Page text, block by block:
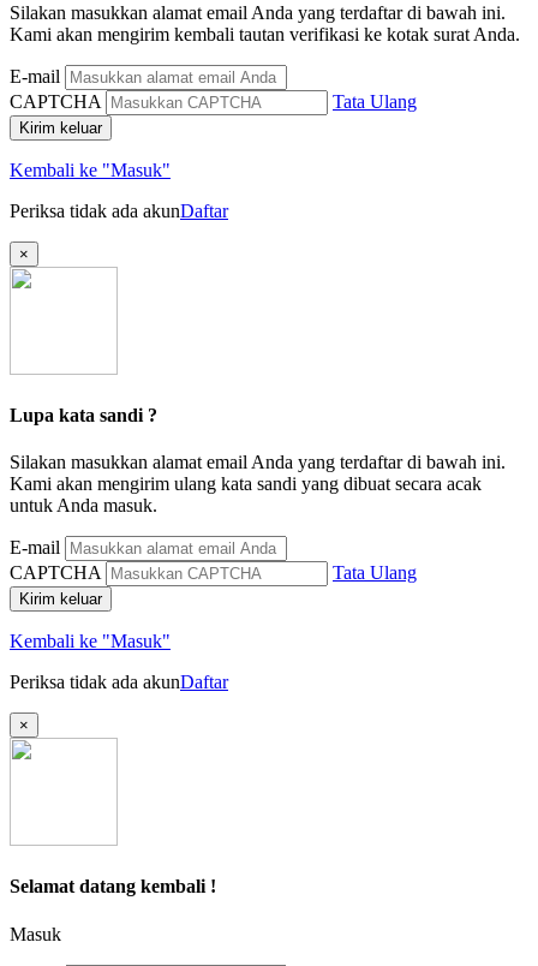
Silakan masukkan alamat email Anda yang terdaftar di bawah ini.
Kami akan mengirim kembali tautan verifikasi ke kotak surat Anda.
E-mail
CAPTCHA
Tata Ulang
Kirim keluar
Kembali ke "Masuk"
Periksa tidak ada akunDaftar
×
Lupa kata sandi ?
Silakan masukkan alamat email Anda yang terdaftar di bawah ini.
Kami akan mengirim ulang kata sandi yang dibuat secara acak
untuk Anda masuk.
E-mail
CAPTCHA
Tata Ulang
Kirim keluar
Kembali ke "Masuk"
Periksa tidak ada akunDaftar
×
Selamat datang kembali !
Masuk